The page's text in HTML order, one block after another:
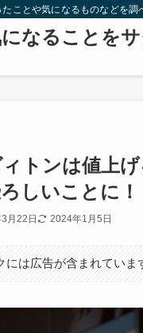
ことや気になるものなどを調
なることを
トンは値上
しいことに！
月22日 2024年1月5日
には広告が含まれていま